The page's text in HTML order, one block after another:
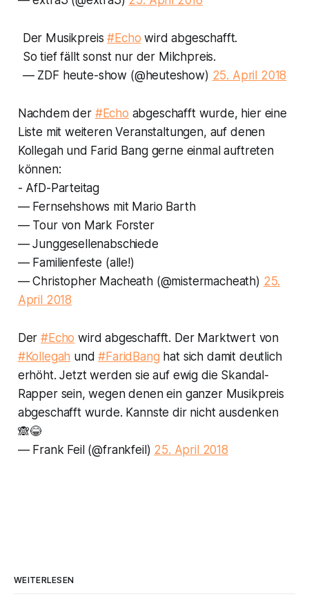
Der Musikpreis#Echo wird abgeschafft.
So tief fällt sonst nur der Milchpreis.
— ZDF heute-show (@heuteshow) 25. April 2018
Nachdem der #Echo abgeschafft wurde, hier eine
Liste mit weiteren Veranstaltungen, auf denen
Kollegah und Farid Bang gerne einmal auftreten
können:
- AfD-Parteitag
— Fernsehshows mit Mario Barth
— Tour von Mark Forster
— Junggesellenabschiede
— Familienfeste (alle!)
— Christopher Macheath (@mistermacheath) 25.
April 2018
Der#Echo wird abgeschafft. Der Marktwert von
#Kollegah und#FaridBang hat sich damit deutlich
erhöht. Jetzt werden sie auf ewig die Skandal-
Rapper sein, wegen denen ein ganzer Musikpreis
abgeschafft wurde. Kannste dir nicht ausdenken
🙈😂
— Frank Feil (@frankfeil) 25. April 2018
WEITERLESEN